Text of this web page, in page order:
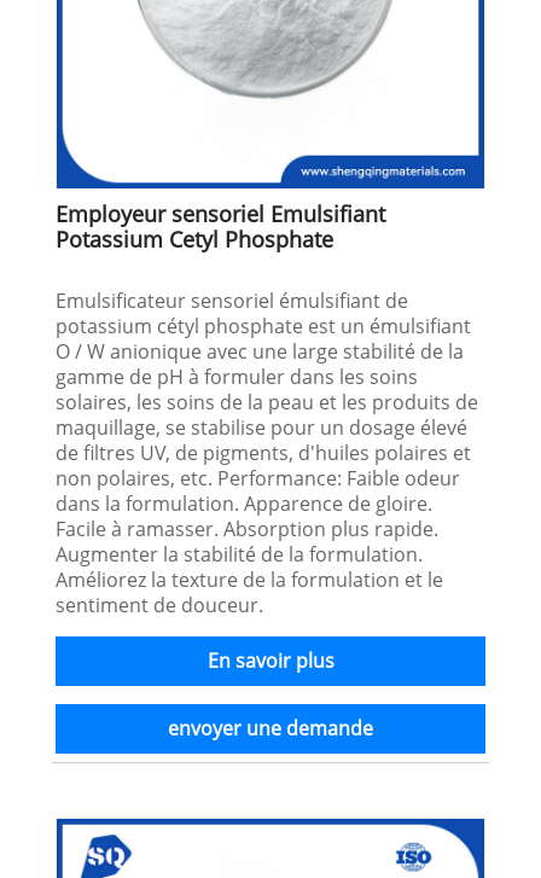
Employeur sensoriel Emulsifiant
Potassium Cetyl Phosphate
Emulsificateur sensoriel émulsifiant de
potassium cétyl phosphate est un émulsifiant
O / W anionique avec une large stabilité de la
gamme de pH à formuler dans les soins
solaires, les soins de la peau et les produits de
maquillage, se stabilise pour un dosage élevé
de filtres UV, de pigments, d'huiles polaires et
non polaires, etc. Performance: Faible odeur
dans la formulation. Apparence de gloire.
Facile à ramasser. Absorption plus rapide.
Augmenter la stabilité de la formulation.
Améliorez la texture de la formulation et le
sentiment de douceur.
En savoir plus
envoyer une demande